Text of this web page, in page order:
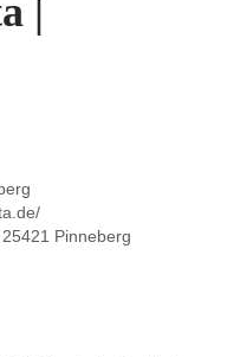
|
Pinneberg